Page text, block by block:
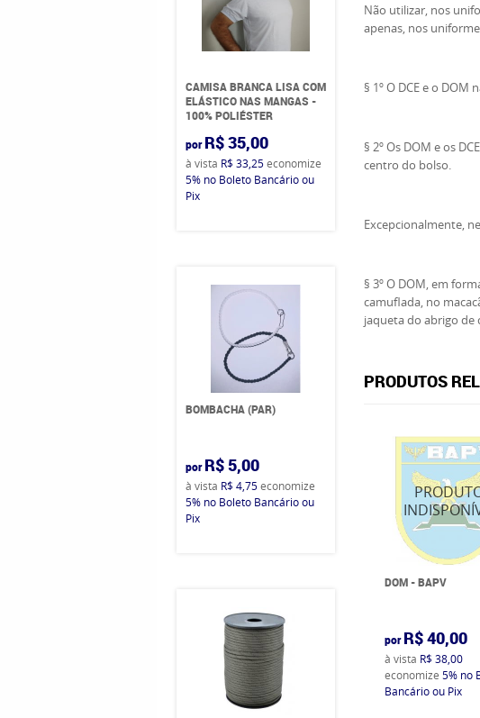
CAMISA BRANCA LISA COM
ELÁSTICO NAS MANGAS -
100% POLIÉSTER
por R$ 35,00
à vista R$ 33,25economize
5% no Boleto Bancário ou
Pix
BOMBACHA (PAR)
por R$ 5,00
à vista R$ 4,75economize
5% no Boleto Bancário ou
Pix
Não utilizar, nos
apenas, nos
§ 1º O DCE e o
§ 2º Os DOM e os
centro do bolso.
Excepcionalmente,
§ 3º O DOM, em
camuflada, no
jaqueta do abrigo de
PRODUTOS
DOM - BAPV
por R$ 40,00
à vista R$ 38,00
economize 5% no
Bancário ou Pix